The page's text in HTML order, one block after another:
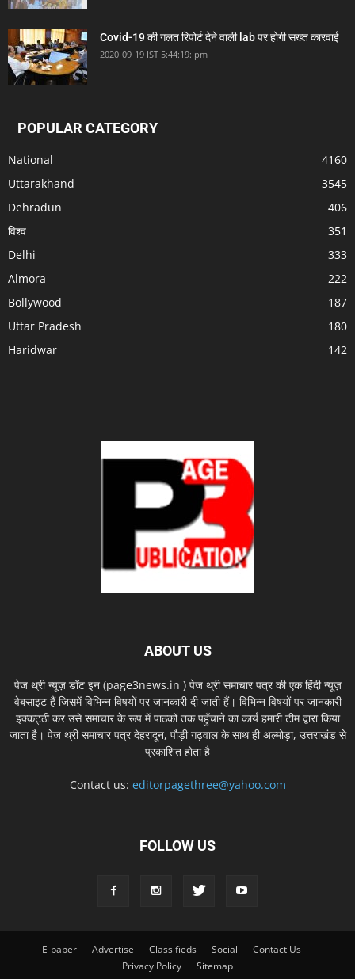
Covid-19 की गलत रिपोर्ट देने वाली lab पर होगी सख्त कारवाई
2020-09-19 IST 5:44:19: pm
POPULAR CATEGORY
National
4160
Uttarakhand
3545
Dehradun
406
विश्व
351
Delhi
333
Almora
222
Bollywood
187
Uttar Pradesh
180
Haridwar
142
ABOUT US
पेज थ्री न्यूज़ डॉट इन (page3news.in ) पेज थ्री समाचार पत्र की एक हिंदी न्यूज़
वेबसाइट हैं जिसमें विभिन्न विषयों पर जानकारी दी जाती हैं। विभिन्न विषयों पर जानकारी
इक्कट्ठी कर उसे समाचार के रूप में पाठकों तक पहुँचाने का कार्य हमारी टीम द्वारा किया
जाता है। पेज थ्री समाचार पत्र देहरादून, पौड़ी गढ़वाल के साथ ही अल्मोड़ा, उत्तराखंड से
प्रकाशित होता है
Contact us: editorpagethree@yahoo.com
FOLLOW US
E-paper Advertise Classifieds Social
Contact Us
Privacy Policy
Sitemap